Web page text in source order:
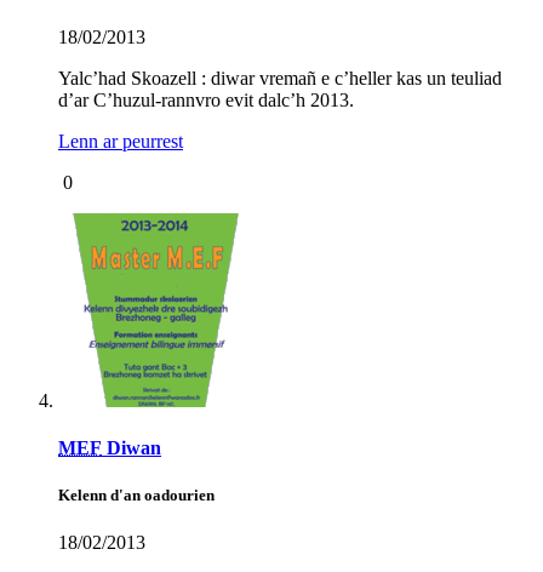
18/02/2013
Yalc’had Skoazell : diwar vremañ e c’heller kas un teuliad
d’ar C’huzul-rannvro evit dalc’h 2013.
Lenn ar peurrest
0
MEF Diwan
Kelenn d'an oadourien
18/02/2013